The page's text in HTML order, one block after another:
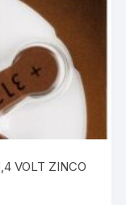
VOLT ZINCO